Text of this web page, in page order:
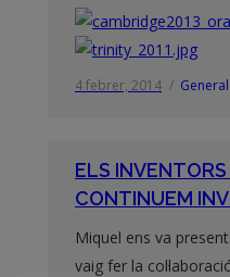
4 febrer, 2014 General
ELS
CONTINUEM
Miquel ens va
vaig fer la